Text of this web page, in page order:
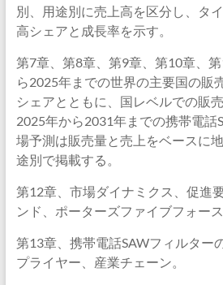
別、用途別に売上高を区分し、タ
高シェアと成長率を示す。
第7章、第8章、第9章、第10章、
ら2025年までの世界の主要国の販
シェアとともに、国レベルでの販
2025年から2031年までの携帯電話
場予測は販売量と売上をベースに
途別で掲載する。
第12章、市場ダイナミクス、促進
ンド、ポーターズファイブフォース
第13章、携帯電話SAWフィルター
プライヤー、産業チェーン。